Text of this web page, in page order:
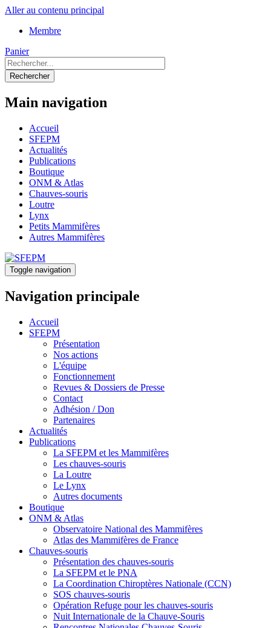
Aller au contenu principal
Membre
Panier
Rechercher
Main navigation
Accueil
SFEPM
Actualités
Publications
Boutique
ONM & Atlas
Chauves-souris
Loutre
Lynx
Petits Mammifères
Autres Mammifères
Toggle navigation
Navigation principale
Accueil
SFEPM
Présentation
Nos actions
L'équipe
Fonctionnement
Revues & Dossiers de Presse
Contact
Adhésion / Don
Partenaires
Actualités
Publications
La SFEPM et les Mammifères
Les chauves-souris
La Loutre
Le Lynx
Autres documents
Boutique
ONM & Atlas
Observatoire National des Mammifères
Atlas des Mammifères de France
Chauves-souris
Présentation des chauves-souris
La SFEPM et le PNA
La Coordination Chiroptères Nationale (CCN)
SOS chauves-souris
Opération Refuge pour les chauves-souris
Nuit Internationale de la Chauve-Souris